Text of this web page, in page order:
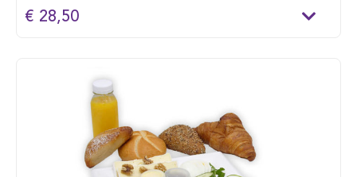
€ 28,50